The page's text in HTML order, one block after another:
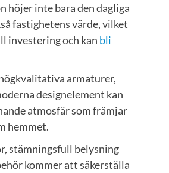
höjer inte bara den dagliga
fastighetens värde, vilket
investering och kan bli
armaturer,
designelement kan
atmosfär som främjar
hemmet.
stämningsfull belysning
kommer att säkerställa